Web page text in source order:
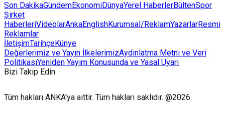
Son DakikaGündemEkonomiDünyaYerel HaberlerBültenSpor
Şirket
HaberleriVideolarAnkaEnglishKurumsal/ReklamYazarlarResmi
Reklamlar
İletişimTarihçeKünye
Değerlerimiz ve Yayın İlkelerimizAydınlatma Metni ve Veri
PolitikasıYeniden Yayım Konusunda ve Yasal Uyarı
Bizi Takip Edin
Tüm hakları ANKA'ya aittir. Tüm hakları saklıdır. @2026